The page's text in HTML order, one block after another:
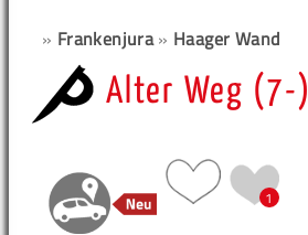
» Frankenjura» Haager Wand
Alter Weg (7-)
1